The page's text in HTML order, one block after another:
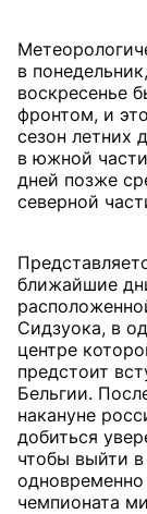
в
воскресенье
фронтом, и
сезон летних
в южной
дней позже
северной
ближайшие
Сидзуока, в
центре
предстоит
Бельгии.
накануне
добиться
чтобы выйти
чемпионата